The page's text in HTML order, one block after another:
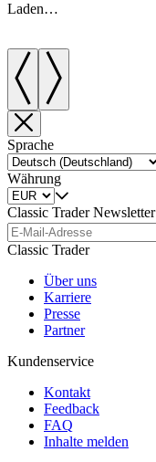
Laden…
Sprache
Währung
Classic Trader Newsletter
Classic Trader
Über uns
Karriere
Presse
Partner
Kundenservice
Kontakt
Feedback
FAQ
Inhalte melden